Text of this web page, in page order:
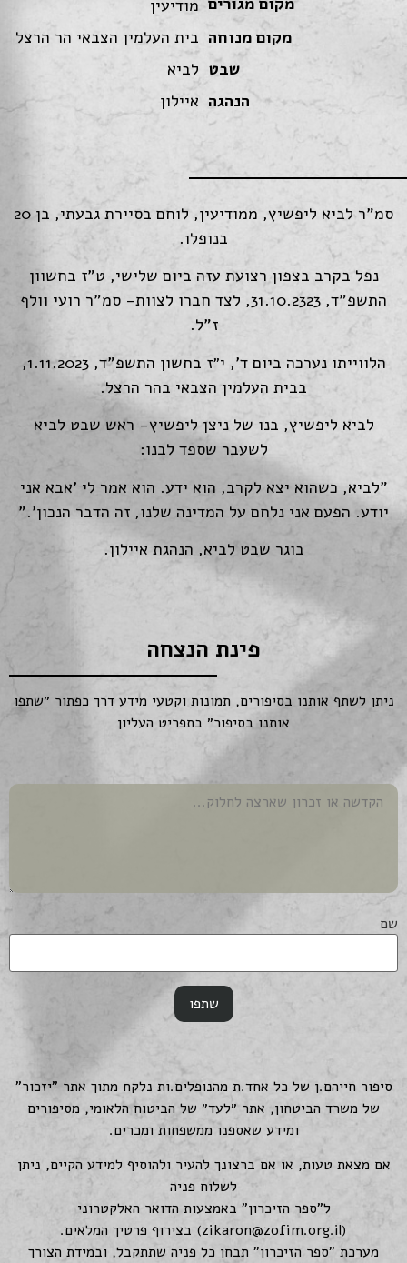
מודיעין
מקום מנוחה
בית העלמין הצבאי הר הרצל
שבט
לביא
הנהגה
איילון
סמ"ר לביא ליפשיץ, ממודיעין, לוחם בסיירת גבעתי, בן 20
בנופלו.
נפל בקרב בצפון רצועת עזה ביום שלישי, ט"ז בחשוון
התשפ"ד, 31.10.2323, לצד חברו לצוות- סמ"ר רועי וולף
ז"ל.
הלווייתו נערכה ביום ד', י״ז בחשון התשפ"ד, 1.11.2023,
בבית העלמין הצבאי בהר הרצל.
לביא ליפשיץ, בנו של ניצן ליפשיץ- ראש שבט לביא
לשעבר שספד לבנו:
"לביא, כשהוא יצא לקרב, הוא ידע. הוא אמר לי 'אבא אני
יודע. הפעם אני נלחם על המדינה שלנו, זה הדבר הנכון'."
בוגר שבט לביא, הנהגת איילון.
פינת הנצחה
ניתן לשתף אותנו בסיפורים, תמונות וקטעי מידע דרך כפתור ״שתפו
אותנו בסיפור״ בתפריט העליון
שם
סיפור חייהם.ן של כל אחד.ת מהנופלים.ות נלקח מתוך אתר "יזכור"
של משרד הביטחון, אתר ״לעד״ של הביטוח הלאומי, מסיפורים
ומידע שאספנו ממשפחות ומכרים.
אם מצאת טעות, או אם ברצונך להעיר ולהוסיף למידע הקיים, ניתן
לשלוח פניה
ל"ספר הזיכרון" באמצעות הדואר האלקטרוני
zikaron@zofim.org.il) בצירוף פרטיך המלאים.
מערכת "ספר הזיכרון" תבחן כל פניה שתתקבל, ובמידת הצורך